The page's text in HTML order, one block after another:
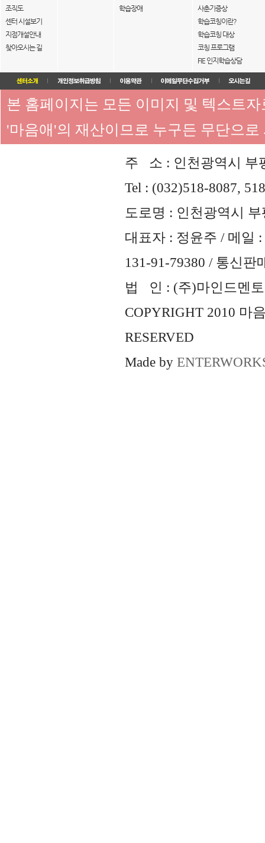
조직도
센터 시설보기
지점개설안내
찾아오시는 길
학습장애
사춘기증상
학습코칭이란?
학습코칭 대상
코칭 프로그램
FIE 인지학습상담
본 홈페이지는 모든 이미지 및 텍스트
'마음애'의 재산이므로 누구든 무단으
주 소 : 인천광역시 부
Tel : (032)518-8087,
도로명 : 인천광역시
대표자 : 정윤주 / 메일 :
131-91-79380 / 통신판
법 인 : (주)마인드멘토
COPYRIGHT 2010 마
RESERVED
Made by